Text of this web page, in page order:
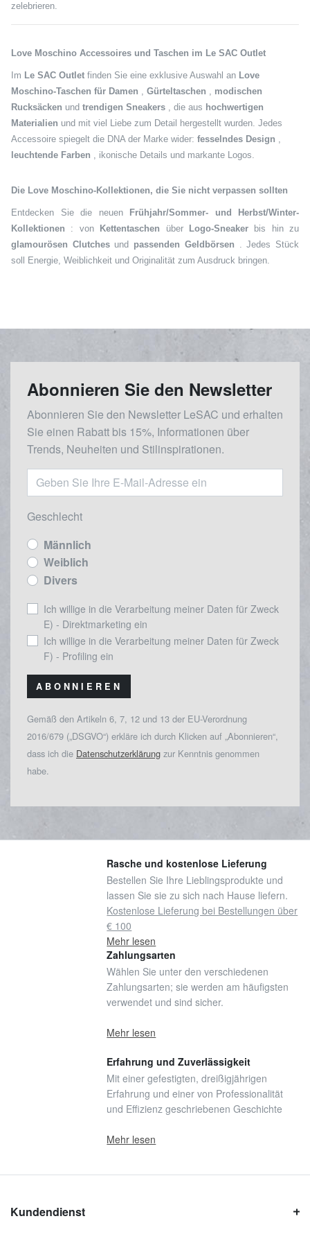
zelebrieren.
Love Moschino Accessoires und Taschen im Le SAC Outlet
Im Le SAC Outlet finden Sie eine exklusive Auswahl an Love
Moschino-Taschen für Damen , Gürteltaschen , modischen
Rucksäcken und trendigen Sneakers , die aus hochwertigen
Materialien und mit viel Liebe zum Detail hergestellt wurden. Jedes
Accessoire spiegelt die DNA der Marke wider: fesselndes Design ,
leuchtende Farben , ikonische Details und markante Logos.
Die Love Moschino-Kollektionen, die Sie nicht verpassen sollten
Entdecken Sie die neuen
Frühjahr/Sommer- und Herbst/Winter-
Kollektionen : von Kettentaschen über Logo-Sneakerbis hin zu
glamourösen Clutchesund passenden Geldbörsen . Jedes Stück
soll Energie, Weiblichkeit und Originalität zum Ausdruck bringen.
Abonnieren Sie den Newsletter
Abonnieren Sie den Newsletter LeSAC und erhalten
Sie einen Rabatt bis 15%, Informationen über
Trends, Neuheiten und Stilinspirationen.
Geschlecht
Männlich
Weiblich
Divers
Ich willige in die Verarbeitung meiner Daten für Zweck
E) - Direktmarketing ein
Ich willige in die Verarbeitung meiner Daten für Zweck
F) - Profiling ein
ABONNIEREN
Gemäß den Artikeln 6, 7, 12 und 13 der EU-Verordnung
2016/679 („DSGVO“) erkläre ich durch Klicken auf „Abonnieren“,
dass ich die Datenschutzerklärung zur Kenntnis genommen
habe.
Rasche und kostenlose Lieferung
Bestellen Sie Ihre Lieblingsprodukte und
lassen Sie sie zu sich nach Hause liefern.
Kostenlose Lieferung bei Bestellungen über
€ 100
Mehr lesen
Zahlungsarten
Wählen Sie unter den verschiedenen
Zahlungsarten; sie werden am häufigsten
verwendet und sind sicher.
Mehr lesen
Erfahrung und Zuverlässigkeit
Mit einer gefestigten, dreißigjährigen
Erfahrung und einer von Professionalität
und Effizienz geschriebenen Geschichte
Mehr lesen
Kundendienst